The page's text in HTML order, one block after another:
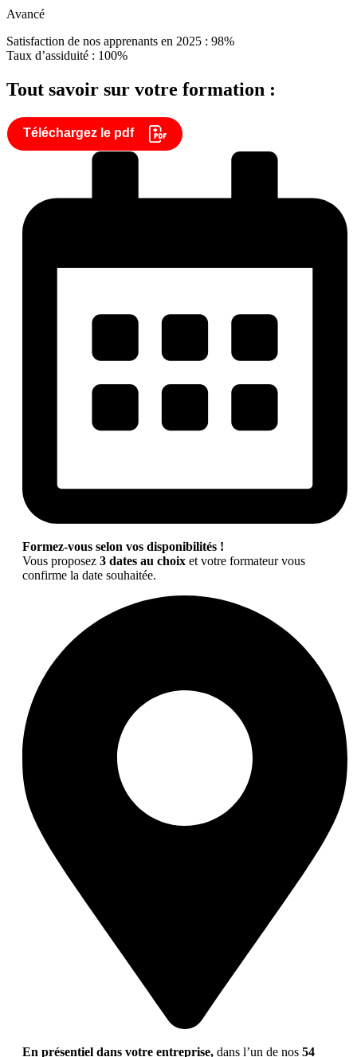
Avancé
Satisfaction de nos apprenants en 2025 : 98%
Taux d’assiduité : 100%
Tout savoir sur votre formation :
Téléchargez le pdf
Formez-vous selon vos disponibilités !
Vous proposez 3 dates au choix et votre formateur vous
confirme la date souhaitée.
En présentiel dans votre entreprise, dans l’un de nos 54